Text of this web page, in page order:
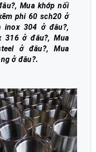
Mua khớp nối
phi 60 sch20 ở
inox 304 ở đâu?,
316 ở đâu?,Mua
ở đâu?,Mua
ở đâu?.